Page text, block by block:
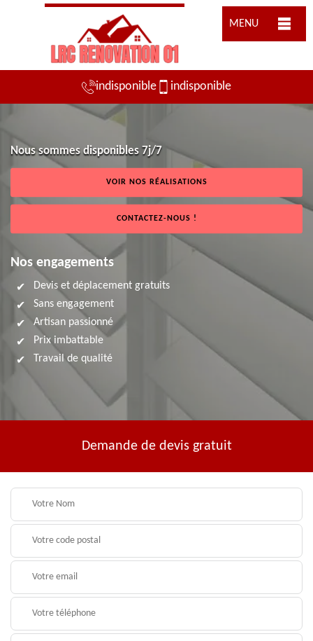
MENU
indisponible indisponible
Nous sommes disponibles 7j/7
VOIR NOS RÉALISATIONS
CONTACTEZ-NOUS !
Nos engagements
Devis et déplacement gratuits
Sans engagement
Artisan passionné
Prix imbattable
Travail de qualité
Demande de devis gratuit